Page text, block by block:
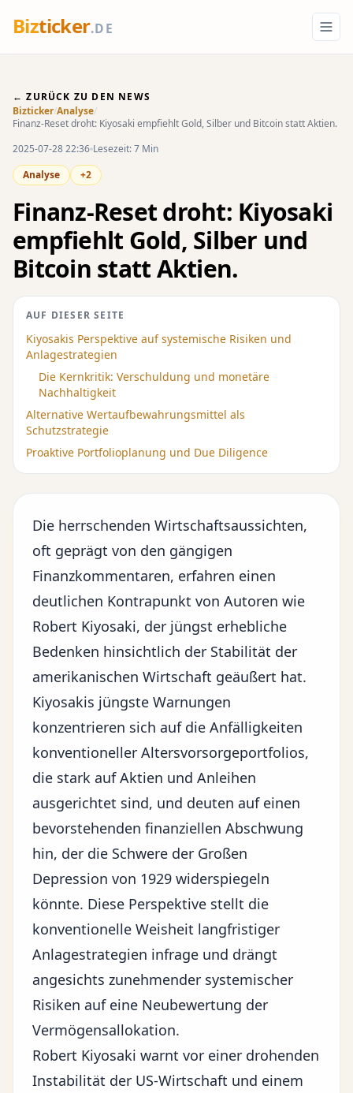
Bizticker.DE
← ZURÜCK ZU DEN NEWS
Bizticker/Analyse/
Finanz-Reset droht: Kiyosaki empfiehlt Gold, Silber und Bitcoin statt Aktien.
2025-07-28 22:36 Lesezeit: 7 Min
Analyse
+2
Finanz-Reset droht: Kiyosaki
empfiehlt Gold, Silber und
Bitcoin statt Aktien.
AUF DIESER SEITE
Kiyosakis Perspektive auf systemische Risiken und
Anlagestrategien
Die Kernkritik: Verschuldung und monetäre
Nachhaltigkeit
Alternative Wertaufbewahrungsmittel als
Schutzstrategie
Proaktive Portfolioplanung und Due Diligence
Die herrschenden Wirtschaftsaussichten,
oft geprägt von den gängigen
Finanzkommentaren, erfahren einen
deutlichen Kontrapunkt von Autoren wie
Robert Kiyosaki, der jüngst erhebliche
Bedenken hinsichtlich der Stabilität der
amerikanischen Wirtschaft geäußert hat.
Kiyosakis jüngste Warnungen
konzentrieren sich auf die Anfälligkeiten
konventioneller Altersvorsorgeportfolios,
die stark auf Aktien und Anleihen
ausgerichtet sind, und deuten auf einen
bevorstehenden finanziellen Abschwung
hin, der die Schwere der Großen
Depression von 1929 widerspiegeln
könnte. Diese Perspektive stellt die
konventionelle Weisheit langfristiger
Anlagestrategien infrage und drängt
angesichts zunehmender systemischer
Risiken auf eine Neubewertung der
Vermögensallokation.
Robert Kiyosaki warnt vor einer drohenden
Instabilität der US-Wirtschaft und einem